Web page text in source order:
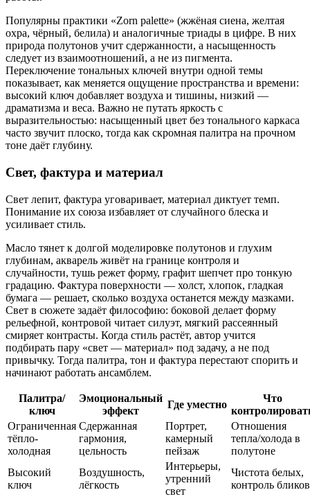
Популярны практики «Zorn palette» (жжёная сиена, желтая
охра, чёрный, белила) и аналогичные триады в цифре. В них
природа полутонов учит сдержанности, а насыщенность
следует из взаимоотношений, а не из пигмента.
Переключение тональных ключей внутри одной темы
показывает, как меняется ощущение пространства и времени:
высокий ключ добавляет воздуха и тишины, низкий —
драматизма и веса. Важно не путать яркость с
выразительностью: насыщенный цвет без тонального каркаса
часто звучит плоско, тогда как скромная палитра на прочном
тоне даёт глубину.
Свет, фактура и материал
Свет лепит, фактура уговаривает, материал диктует темп.
Понимание их союза избавляет от случайного блеска и
усиливает стиль.
Масло тянет к долгой моделировке полутонов и глухим
глубинам, акварель живёт на границе контроля и
случайности, тушь режет форму, графит шепчет про тонкую
градацию. Фактура поверхности — холст, хлопок, гладкая
бумага — решает, сколько воздуха останется между мазками.
Свет в сюжете задаёт философию: боковой делает форму
рельефной, контровой читает силуэт, мягкий рассеянный
смиряет контрасты. Когда стиль растёт, автор учится
подбирать пару «свет — материал» под задачу, а не под
привычку. Тогда палитра, тон и фактура перестают спорить и
начинают работать ансамблем.
Палитра/
ключ
Эмоциональный
эффект
Где уместно
Что
Ограниченная
тёпло-
холодная
Сдержанная
гармония,
цельность
Портрет,
камерный
пейзаж
Отношения
тепла/холода в
полутоне
Высокий
ключ
Воздушность,
лёгкость
Интерьеры,
утренний
свет
Чистота белых,
контроль бликов